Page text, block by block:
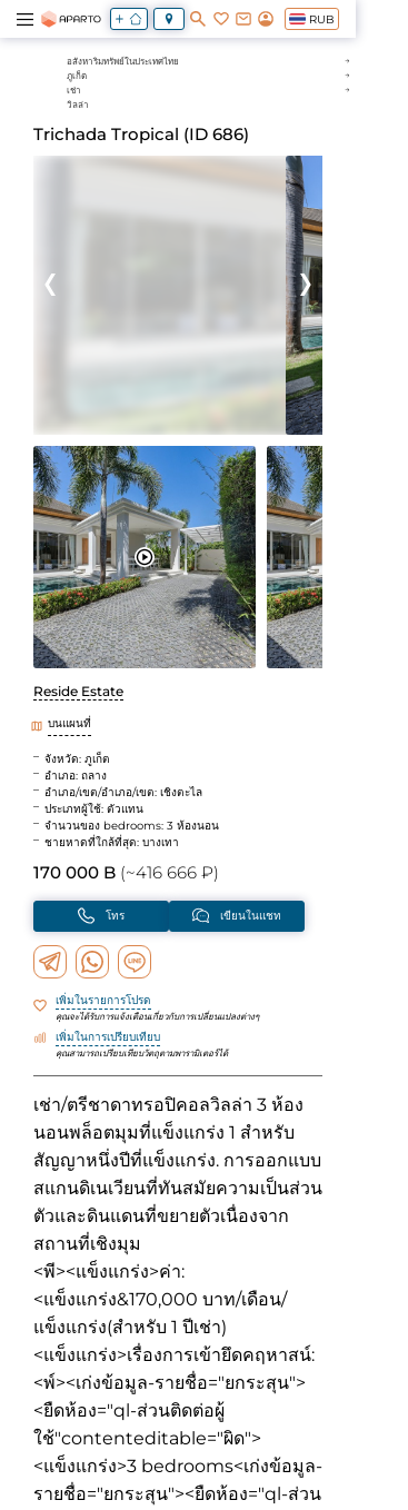
RUB
อสังหาริมทรัพย์ในประเทศไทย
ภูเก็ต
เช่า
วิลล่า
Trichada Tropical (ID 686)
Reside Estate
บนแผนที่
จังหวัด: ภูเก็ต
อำเภอ: ถลาง
อำเภอ/เขต/อำเภอ/เขต: เชิงตะไล
ประเภทผู้ใช้: ตัวแทน
จำนวนของ bedrooms: 3 ห้องนอน
ชายหาดที่ใกล้ที่สุด: บางเทา
170 000 B (~416 666 ₽)
โทร เขียนในแชท
เพิ่มในรายการโปรด
คุณจะได้รับการแจ้งเตือนเกี่ยวกับการเปลี่ยนแปลงต่างๆ
เพิ่มในการเปรียบเทียบ
คุณสามารถเปรียบเทียบวัตถุตามพารามิเตอร์ได้
เช่า/ตรีชาดาทรอปิคอลวิลล่า 3 ห้อง
นอนพล็อตมุมที่แข็งแกร่ง 1 สำหรับ
สัญญาหนึ่งปีที่แข็งแกร่ง. การออกแบบ
สแกนดิเนเวียนที่ทันสมัยความเป็นส่วน
ตัวและดินแดนที่ขยายตัวเนื่องจาก
สถานที่เชิงมุม
<พี><แข็งแกร่ง>ค่า:
<แข็งแกร่ง&170,000 บาท/เดือน/
แข็งแกร่ง(สำหรับ 1 ปีเช่า)
<แข็งแกร่ง>เรื่องการเข้ายึดคฤหาสน์:
<พ์><เก่งข้อมูล-รายชื่อ="ยกระสุน">
<ยืดห้อง="ql-ส่วนติดต่อผู้
ใช้"contenteditable="ผิด">
<แข็งแกร่ง>3 bedrooms<เก่งข้อมูล-
รายชื่อ="ยกระสุน"><ยืดห้อง="ql-ส่วน